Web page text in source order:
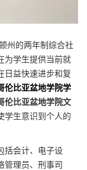
州的两年制综合社
为学生提供当前就
日益快速进步和复
伦比亚盆地学院学
伦比亚盆地学院文
学生意识到个人的
括会计、电子设
管理员、刑事司